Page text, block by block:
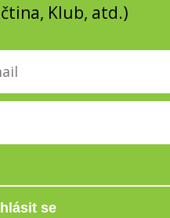
Klub, atd.)
se